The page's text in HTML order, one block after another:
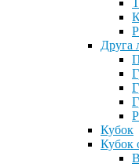
Друга
Кубок
Кубок